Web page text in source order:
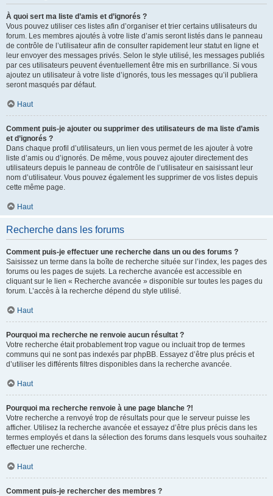
À quoi sert ma liste d’amis et d’ignorés ?
Vous pouvez utiliser ces listes afin d’organiser et trier certains utilisateurs du
forum. Les membres ajoutés à votre liste d’amis seront listés dans le panneau
de contrôle de l’utilisateur afin de consulter rapidement leur statut en ligne et
leur envoyer des messages privés. Selon le style utilisé, les messages publiés
par ces utilisateurs peuvent éventuellement être mis en surbrillance. Si vous
ajoutez un utilisateur à votre liste d’ignorés, tous les messages qu’il publiera
seront masqués par défaut.
Haut
Comment puis-je ajouter ou supprimer des utilisateurs de ma liste d’amis
et d’ignorés ?
Dans chaque profil d’utilisateurs, un lien vous permet de les ajouter à votre
liste d’amis ou d’ignorés. De même, vous pouvez ajouter directement des
utilisateurs depuis le panneau de contrôle de l’utilisateur en saisissant leur
nom d’utilisateur. Vous pouvez également les supprimer de vos listes depuis
cette même page.
Haut
Recherche dans les forums
Comment puis-je effectuer une recherche dans un ou des forums ?
Saisissez un terme dans la boîte de recherche située sur l’index, les pages des
forums ou les pages de sujets. La recherche avancée est accessible en
cliquant sur le lien « Recherche avancée » disponible sur toutes les pages du
forum. L’accès à la recherche dépend du style utilisé.
Haut
Pourquoi ma recherche ne renvoie aucun résultat ?
Votre recherche était probablement trop vague ou incluait trop de termes
communs qui ne sont pas indexés par phpBB. Essayez d’être plus précis et
d’utiliser les différents filtres disponibles dans la recherche avancée.
Haut
Pourquoi ma recherche renvoie à une page blanche ?!
Votre recherche a renvoyé trop de résultats pour que le serveur puisse les
afficher. Utilisez la recherche avancée et essayez d’être plus précis dans les
termes employés et dans la sélection des forums dans lesquels vous souhaitez
effectuer une recherche.
Haut
Comment puis-je rechercher des membres ?